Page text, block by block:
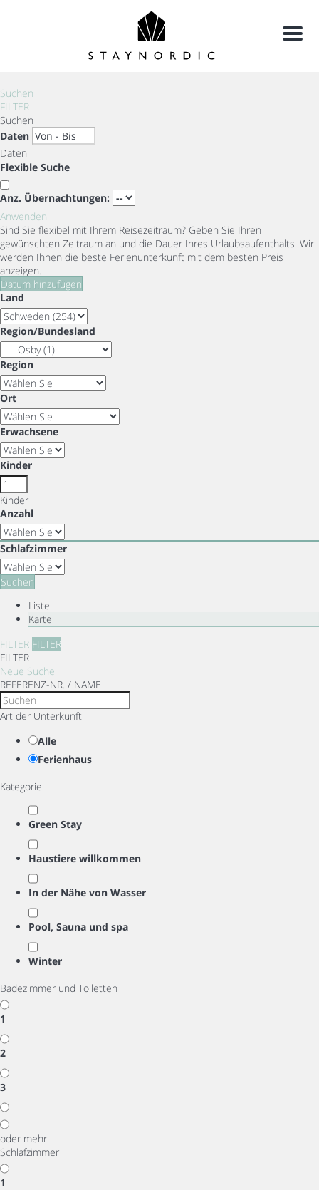
Menu
Suchen
FILTER
Suchen
Daten
Daten
Flexible Suche
Anz. Übernachtungen:
Anwenden
Sind Sie flexibel mit Ihrem Reisezeitraum? Geben Sie Ihren
gewünschten Zeitraum an und die Dauer Ihres Urlaubsaufenthalts. Wir
werden Ihnen die beste Ferienunterkunft mit dem besten Preis
anzeigen.
Datum hinzufügen
Land
Region/Bundesland
Region
Ort
Erwachsene
Kinder
Kinder
Anzahl
Schlafzimmer
Suchen
Liste
Karte
FILTER FILTER
FILTER
Neue Suche
REFERENZ-NR. / NAME
Art der Unterkunft
Alle
Ferienhaus
Kategorie
Green Stay
Haustiere willkommen
In der Nähe von Wasser
Pool, Sauna und spa
Winter
Badezimmer und Toiletten
1
2
3
oder mehr
Schlafzimmer
1